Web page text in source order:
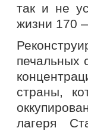
так и не
жизни 170
печальных
страны,
лагеря